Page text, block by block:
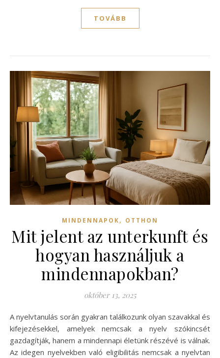
TOVÁBB
MINDENNAPOK, OTTHON
Mit jelent az unterkunft és
hogyan használjuk a
mindennapokban?
október 13, 2025
A nyelvtanulás során gyakran találkozunk olyan szavakkal és
kifejezésekkel, amelyek nemcsak a nyelv szókincsét
gazdagítják, hanem a mindennapi életünk részévé is válnak.
Az idegen nyelvekben való eligibilitás nemcsak a nyelvtan